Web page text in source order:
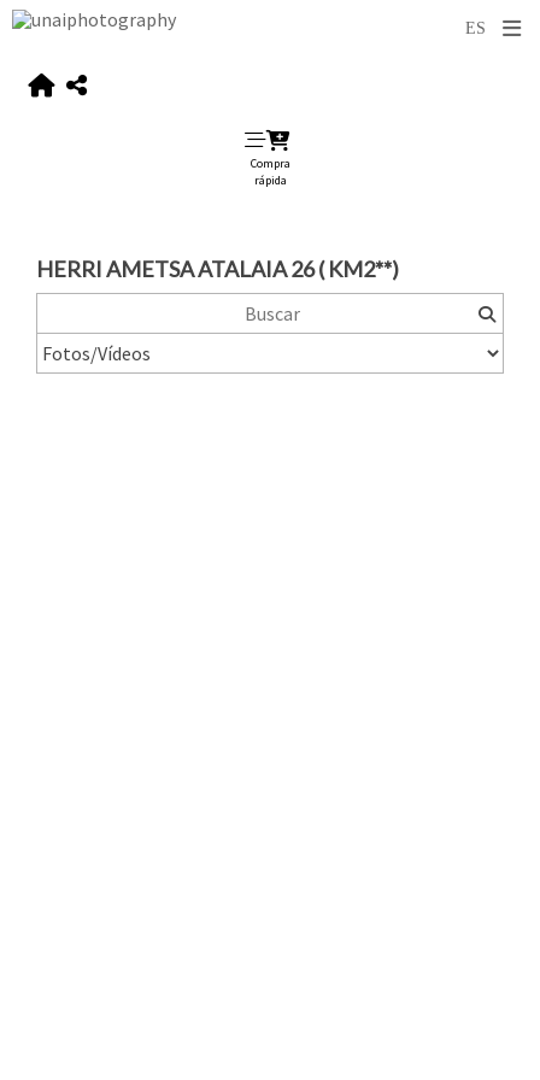
Compra
rápida
HERRI AMETSA ATALAIA 26 ( KM2**)